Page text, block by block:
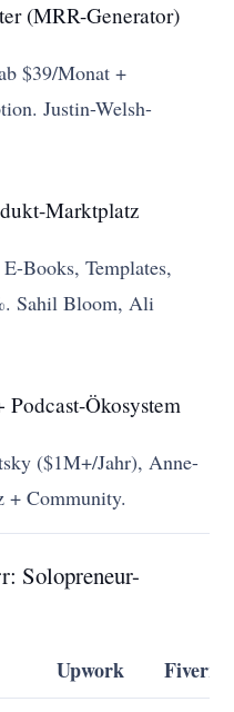
(MRR-Generator)
$39/Monat +
Justin-Welsh-
Marktplatz
Books, Templates,
Sahil Bloom, Ali
Podcast-Ökosystem
($1M+/Jahr), Anne-
+ Community.
Solopreneur-
Upwork Fiverr